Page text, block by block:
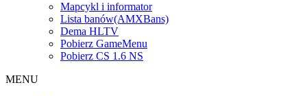
Mapcykl i informator
Lista banów(AMXBans)
Dema HLTV
Pobierz GameMenu
Pobierz CS 1.6 NS
MENU